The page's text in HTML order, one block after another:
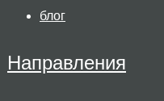
Направления
блог